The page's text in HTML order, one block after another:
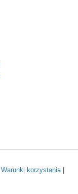
Warunki korzystania|